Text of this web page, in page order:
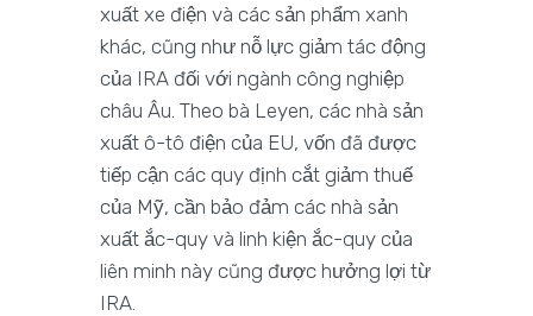
xuất xe điện và các sản phẩm xanh
khác, cũng như nỗ lực giảm tác động
của IRA đối với ngành công nghiệp
châu Âu. Theo bà Leyen, các nhà sản
xuất ô-tô điện của EU, vốn đã được
tiếp cận các quy định cắt giảm thuế
của Mỹ, cần bảo đảm các nhà sản
xuất ắc-quy và linh kiện ắc-quy của
liên minh này cũng được hưởng lợi từ
IRA.